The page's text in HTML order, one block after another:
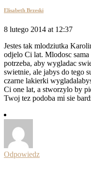
Elisabeth Brzeski
8 lutego 2014 at 12:37
Jestes tak mlodziutka
odjelo Ci lat. Mlodosc
potrzeba, aby wygladac
swietnie, ale jabys do tego
czarne lakierki
Ci one lat, a stworzylo by
Twoj tez podoba mi sie
Odpowiedz